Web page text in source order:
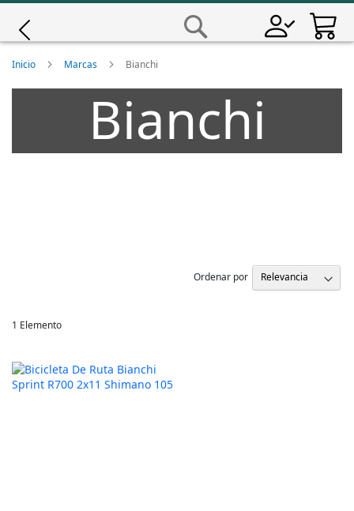
Saltar
Contenido
Inicio Marcas Bianchi
Bianchi
1 Elemento
Ordenar por
Giro